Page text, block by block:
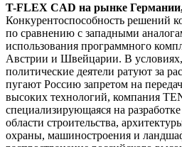
T-FLEX CAD на рынке
Конкурентоспособность решений
по сравнению с западными
использования программного
Австрии и Швейцарии. В
политические деятели ратуют за
пугают Россию запретом на
высоких технологий, компания
специализирующаяся на
области строительства,
охраны, машиностроения и